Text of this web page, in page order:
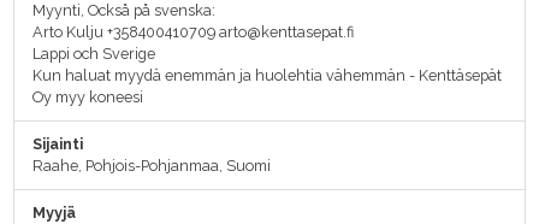
Myynti, Också på svenska:
Arto Kulju +358400410709 arto@kenttasepat.fi
Lappi och Sverige
Kun haluat myydä enemmän ja huolehtia vähemmän - Kenttäsepät
Oy myy koneesi
Sijainti
Raahe, Pohjois-Pohjanmaa, Suomi
Myyjä